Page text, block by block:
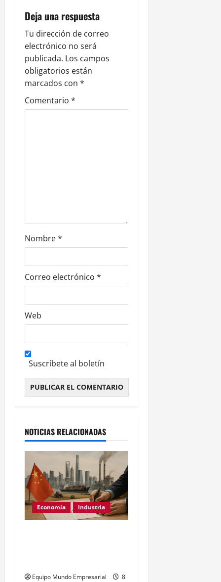
ó
n
d
e
e
n
a
s
Deja una respuesta
Tu dirección de correo
electrónico no será
publicada. Los campos
obligatorios están
marcados con *
Comentario *
Nombre*
Correo electrónico *
Web
Suscríbete al boletín
NOTICIAS RELACIONADAS
Economía Industria
Equipo Mundo Empresarial
8